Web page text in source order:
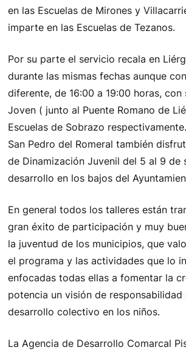
en las Escuelas de Mirones y
imparte en las Escuelas de Tezanos.
Por su parte el servicio recala en
durante las mismas fechas aunque
diferente, de 16:00 a 19:00 horas, con
Joven ( junto al Puente Romano de
Escuelas de Sobrazo
San Pedro del Romeral también
de Dinamización Juvenil del 5 al 9 de
desarrollo en los bajos del
En general todos los talleres están
gran éxito de participación y muy
la juventud de los municipios, que
el programa y las actividades que lo
enfocadas todas ellas a fomentar la
potencia un visión de responsabilidad
desarrollo colectivo en los niños.
La Agencia de Desarrollo Comarcal